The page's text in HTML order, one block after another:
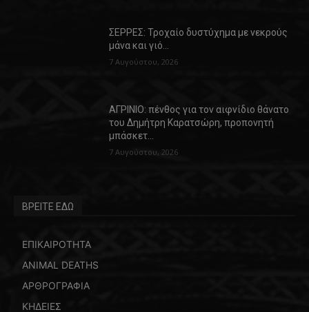
ΣΕΡΡΕΣ: Τροχαίο δυστύχημα με νεκρούς
μάνα και γιό…
7 Αυγούστου, 2026
ΑΓΡΙΝΙΟ: πένθος για τον αιφνίδιο θάνατο
του Δημήτρη Καρατσώρη, προπονητή
μπάσκετ…
7 Αυγούστου, 2026
ΒΡΕΙΤΕ ΕΔΩ
ΕΠΙΚΑΙΡΟΤΗΤΑ
ANIMAL DEATHS
ΑΡΘΡΟΓΡΑΦΙΑ
ΚΗΔΕΙΕΣ